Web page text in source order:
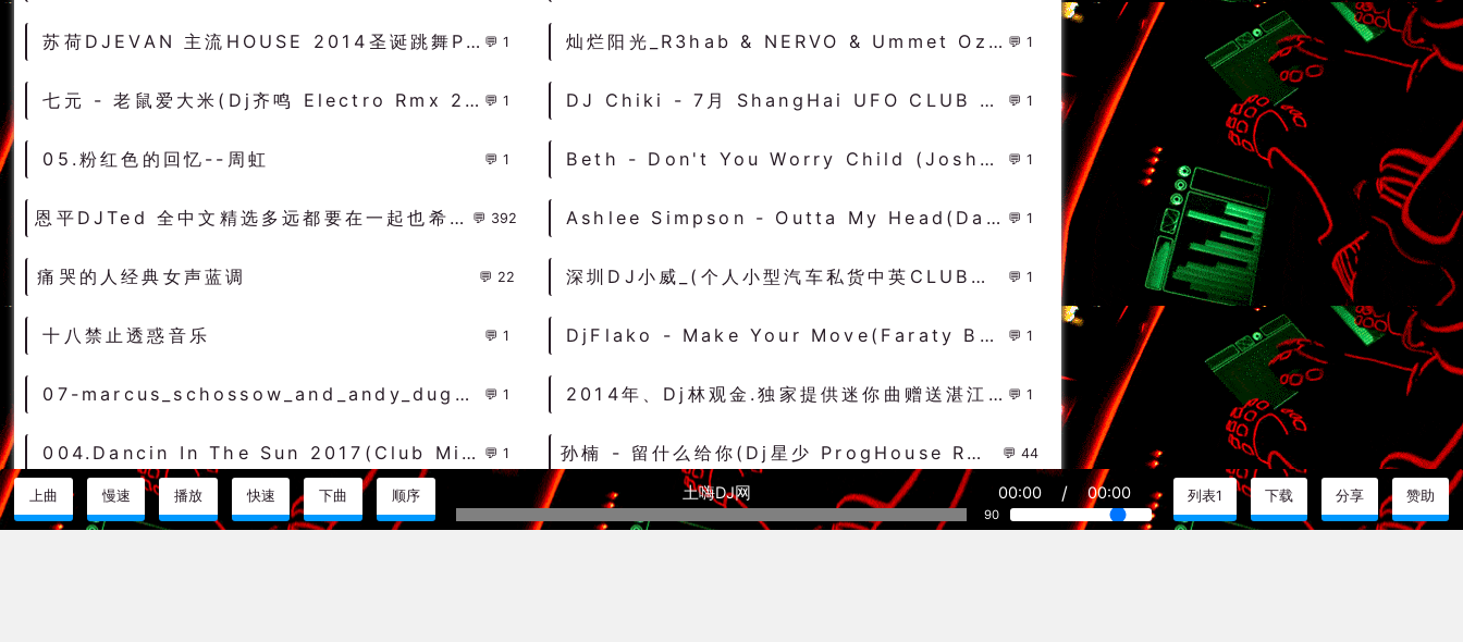
苏荷DJEVAN 主流HOUSE 2014圣诞跳舞PARTY 1 灿烂阳光_R3hab & NERVO & Ummet Ozcan - Revolution 1
七元 - 老鼠爱大米(Dj齐鸣 Electro Rmx 2022) - 中文Remix 中文CLUB 华语Remix 1 DJ Chiki - 7月 ShangHai UFO CLUB 现场 (宣传碟Mix) 1
05.粉红色的回忆--周虹 1 Beth - Don't You Worry Child (Joshua Grey Remix) DjMix 1
恩平DJTed 全中文精选多远都要在一起也希望大家多远都要经常联系 392 Ashlee Simpson - Outta My Head(Dat Myn Mix)-越鼓女LakHouse - 外文Remix 越南鼓 越南风格 1
痛哭的人经典女声蓝调 22 深圳DJ小威_(个人小型汽车私货中英CLUB激情慢嗨碟） 1
十八禁止透惑音乐 1 DjFlako - Make Your Move(Faraty Bounce Rmx 2024) - 外文Remix 越南鼓 越南风格 1
07-marcus_schossow_and_andy_duguid_feat_emma_hewitt-light (0daymusic-org)成都旋律trance 1 2014年、Dj林观金.独家提供迷你曲赠送湛江dj永东最高层次慢摇! 1
004.Dancin In The Sun 2017(Club Mix)-萨克斯女DeepHouse（可可DJ音乐网） 1 孙楠 - 留什么给你(Dj星少 ProgHouse Rmx 2022) - 中文Remix 中文CLUB 华语Remix 44
说明介绍
上曲 慢速 播放 快速 下曲 顺序 土嗨DJ网 00:00 / 00:00
90
列表1 下载 分享 赞助